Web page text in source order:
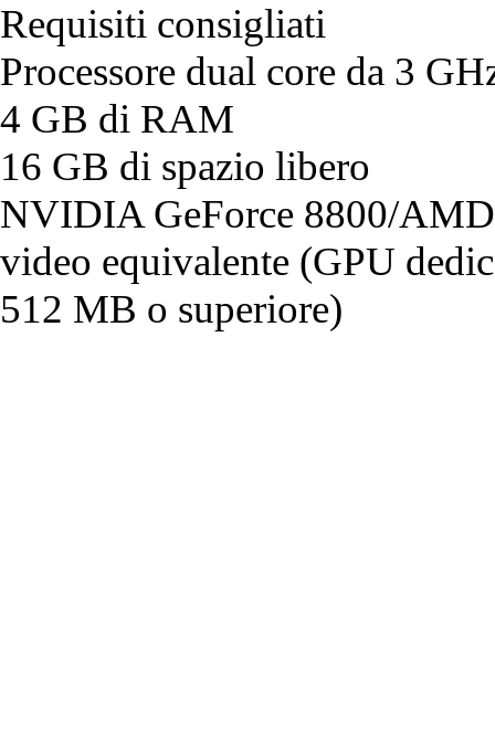
Requisiti consigliati
Processore dual core da 3
4 GB di RAM
16 GB di spazio libero
NVIDIA GeForce 8800/AMD
video equivalente (GPU
512 MB o superiore)